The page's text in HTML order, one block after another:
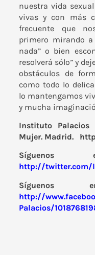
nuestra vida
vivas y con más
frecuente que
primero mirando
nada” o bien
resolverá sólo” y
obstáculos de
como todo lo
lo mantengamos
y mucha
Instituto
Mujer. Madrid.
http://twitter.com/
Síguenos
http://
Palacios/